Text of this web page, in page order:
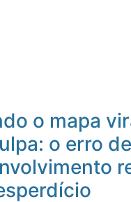
o mapa
o erro